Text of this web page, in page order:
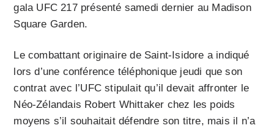
gala UFC 217 présenté samedi dernier au Madison
Square Garden.
Le combattant originaire de Saint-Isidore a indiqué
lors d’une conférence téléphonique jeudi que son
contrat avec l’UFC stipulait qu’il devait affronter le
Néo-Zélandais Robert Whittaker chez les poids
moyens s’il souhaitait défendre son titre, mais il n’a